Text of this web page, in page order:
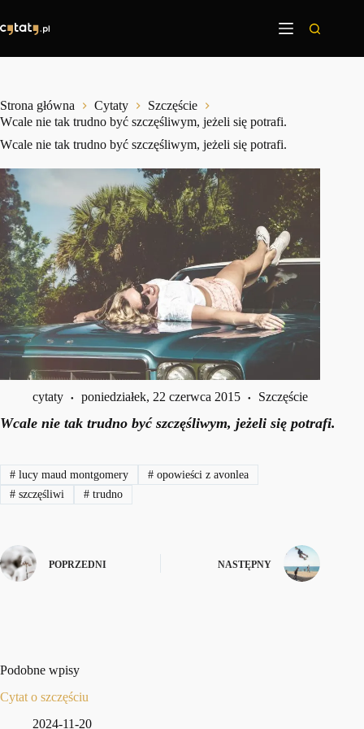
treści
Strona główna Cytaty
Szczęście
Wcale nie tak trudno być szczęśliwym, jeżeli się potrafi.
Wcale nie tak trudno być szczęśliwym, jeżeli się potrafi.
cytaty poniedziałek, 22 czerwca 2015 Szczęście
Wcale nie tak trudno być szczęśliwym, jeżeli się potrafi.
#lucy maud montgomery #opowieści z avonlea
#szczęśliwi #trudno
POPRZEDNI NASTĘPNY
Podobne wpisy
Cytat o szczęściu
2024-11-20